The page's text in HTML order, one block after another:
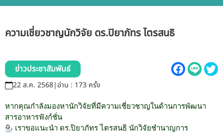
เกี่ยวกับสถาบัน
บุคลากรสถาบัน
ระบบสารสนเทศ (ใน)
ติดต่อเรา
ความเชี่ยวชาญนักวิจัย ดร.ปิยาภัทร ไตรสนธิ
ข่าวประชาสัมพันธ์
22 ส.ค. 2568|อ่าน : 173 ครั้ง
หากคุณกำลังมองหานักวิจัยที่มีความเชี่ยวชาญในด้านการพัฒนา
สารอาหารฟังก์ชั่น
เราขอแนะนำ ดร.ปิยาภัทร ไตรสนธิ นักวิจัยชำนาญการ